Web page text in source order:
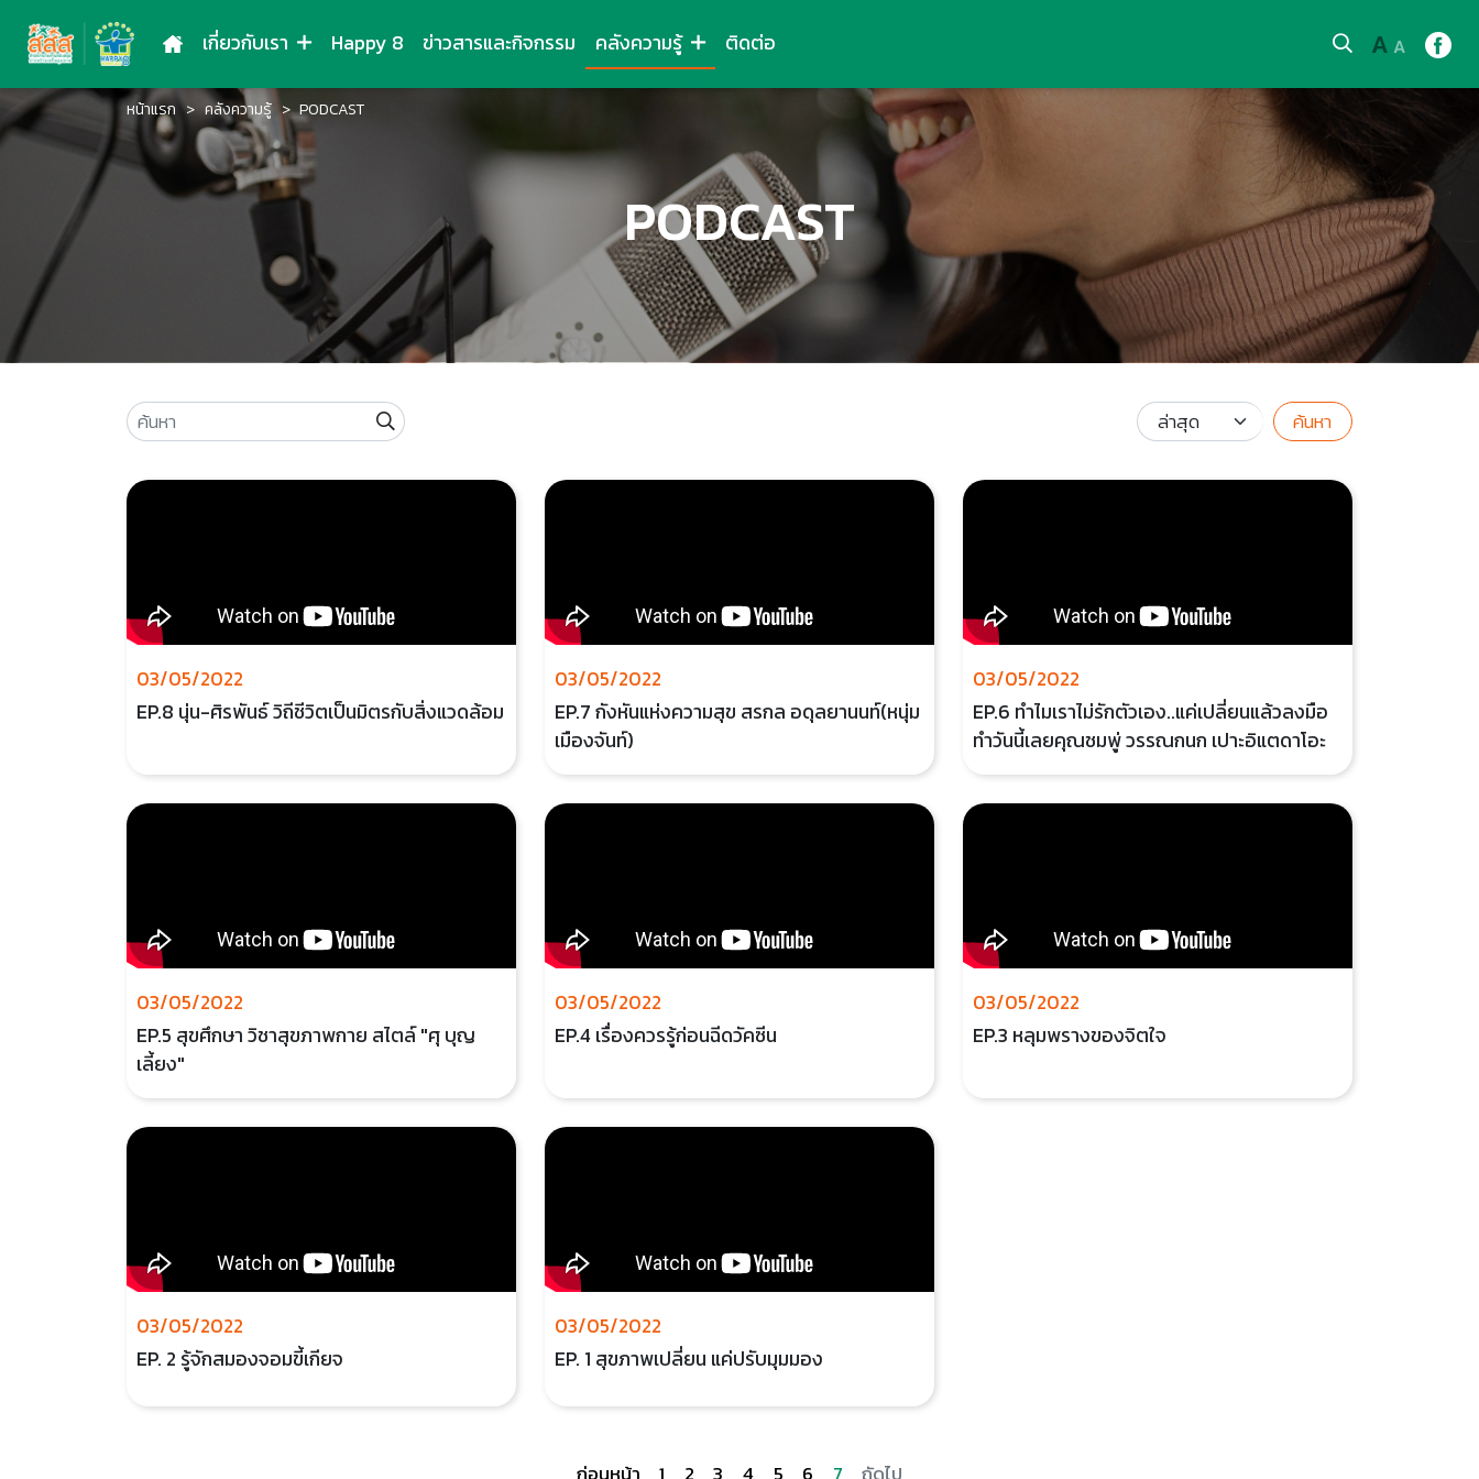
เกี่ยวกับเรา Happy 8 ข่าวสารและกิจกรรม คลังความรู้ ติดต่อ A A
หน้าแรก คลังความรู้ PODCAST
PODCAST
ค้นหา
03/05/2022
EP.8 นุ่น-ศิรพันธ์ วิถีชีวิตเป็นมิตรกับสิ่งแวดล้อม
03/05/2022
EP.7 กังหันแห่งความสุข สรกล อดุลยานนท์(หนุ่ม
เมืองจันท์)
03/05/2022
EP.6 ทำไมเราไม่รักตัวเอง..แค่เปลี่ยนแล้วลงมือ
ทำวันนี้เลยคุณชมพู่ วรรณกนก เปาะอิแตดาโอะ
03/05/2022
EP.5 สุขศึกษา วิชาสุขภาพกาย สไตล์ "ศุ บุญ
เลี้ยง"
03/05/2022
EP.4 เรื่องควรรู้ก่อนฉีดวัคซีน
03/05/2022
EP.3 หลุมพรางของจิตใจ
03/05/2022
EP. 2 รู้จักสมองจอมขี้เกียจ
03/05/2022
EP. 1 สุขภาพเปลี่ยน แค่ปรับมุมมอง
ก่อนหน้า 1 2 3 4 5 6 7 ถัดไป